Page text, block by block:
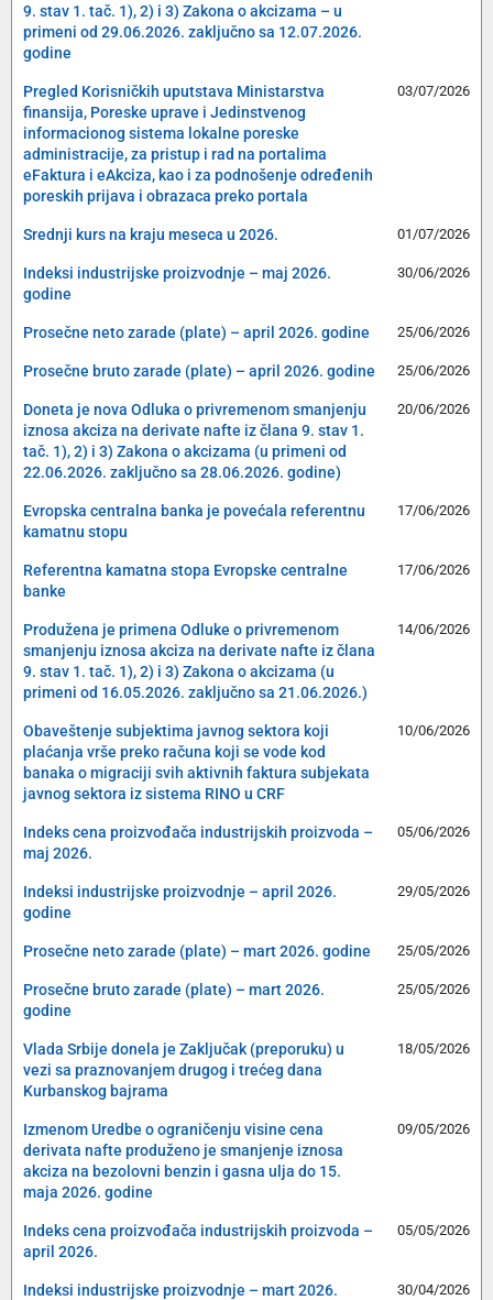
9. stav 1. tač. 1), 2) i 3) Zakona o akcizama – u
primeni od 29.06.2026. zaključno sa 12.07.2026.
godine
Pregled Korisničkih uputstava Ministarstva
finansija, Poreske uprave i Jedinstvenog
informacionog sistema lokalne poreske
administracije, za pristup i rad na portalima
eFaktura i eAkciza, kao i za podnošenje određenih
poreskih prijava i obrazaca preko portala
03/07/2026
Srednji kurs na kraju meseca u 2026. 01/07/2026
Indeksi industrijske proizvodnje – maj 2026.
godine
30/06/2026
Prosečne neto zarade (plate) – april 2026. godine 25/06/2026
Prosečne bruto zarade (plate) – april 2026. godine 25/06/2026
Doneta je nova Odluka o privremenom smanjenju
iznosa akciza na derivate nafte iz člana 9. stav 1.
tač. 1), 2) i 3) Zakona o akcizama (u primeni od
22.06.2026. zaključno sa 28.06.2026. godine)
20/06/2026
Evropska centralna banka je povećala referentnu
kamatnu stopu
17/06/2026
Referentna kamatna stopa Evropske centralne
banke
17/06/2026
Produžena je primena Odluke o privremenom
smanjenju iznosa akciza na derivate nafte iz člana
9. stav 1. tač. 1), 2) i 3) Zakona o akcizama (u
primeni od 16.05.2026. zaključno sa 21.06.2026.)
14/06/2026
Obaveštenje subjektima javnog sektora koji
plaćanja vrše preko računa koji se vode kod
banaka o migraciji svih aktivnih faktura subjekata
javnog sektora iz sistema RINO u CRF
10/06/2026
Indeks cena proizvođača industrijskih proizvoda –
maj 2026.
05/06/2026
Indeksi industrijske proizvodnje – april 2026.
godine
29/05/2026
Prosečne neto zarade (plate) – mart 2026. godine 25/05/2026
Prosečne bruto zarade (plate) – mart 2026.
godine
25/05/2026
Vlada Srbije donela je Zaključak (preporuku) u
vezi sa praznovanjem drugog i trećeg dana
Kurbanskog bajrama
18/05/2026
Izmenom Uredbe o ograničenju visine cena
derivata nafte produženo je smanjenje iznosa
akciza na bezolovni benzin i gasna ulja do 15.
maja 2026. godine
09/05/2026
Indeks cena proizvođača industrijskih proizvoda –
april 2026.
05/05/2026
Indeksi industrijske proizvodnje – mart 2026.
30/04/2026